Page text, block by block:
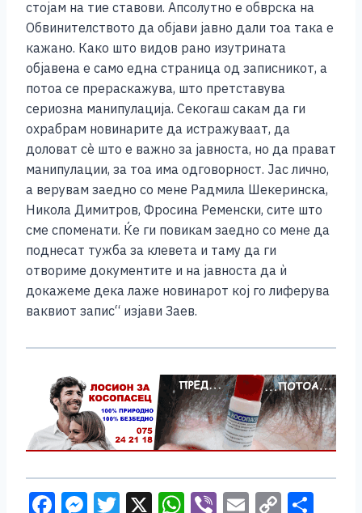
стојам на тие ставови. Апсолутно е обврска на
Обвинителството да објави јавно дали тоа така е
кажано. Како што видов рано изутрината
објавена е само една страница од записникот, а
потоа се прераскажува, што претставува
сериозна манипулација. Секогаш сакам да ги
охрабрам новинарите да истражуваат, да
доловат сѐ што е важно за јавноста, но да прават
манипулации, за тоа има одговорност. Јас лично,
а верувам заедно со мене Радмила Шекеринска,
Никола Димитров, Фросина Ременски, сите што
сме споменати. Ќе ги повикам заедно со мене да
поднесат тужба за клевета и таму да ги
отвориме документите и на јавноста да ѝ
докажеме дека лаже новинарот кој го лиферува
ваквиот запис“ изјави Заев.
F M T X W Vi E C